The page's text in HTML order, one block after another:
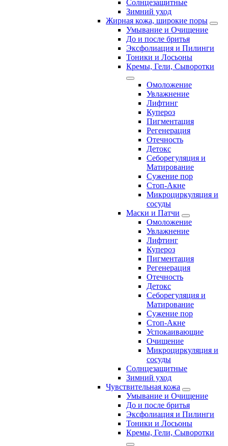
Солнцезащитные
Зимний уход
Жирная кожа, широкие поры
Умывание и Очищение
До и после бритья
Эксфолиация и Пилинги
Тоники и Лосьоны
Кремы, Гели, Сыворотки
Омоложение
Увлажнение
Лифтинг
Купероз
Пигментация
Регенерация
Отечность
Детокс
Себорегуляция и
Матирование
Сужение пор
Стоп-Акне
Микроциркуляция и
сосуды
Маски и Патчи
Омоложение
Увлажнение
Лифтинг
Купероз
Пигментация
Регенерация
Отечность
Детокс
Себорегуляция и
Матирование
Сужение пор
Стоп-Акне
Успокаивающие
Очищение
Микроциркуляция и
сосуды
Солнцезащитные
Зимний уход
Чувствительная кожа
Умывание и Очищение
До и после бритья
Эксфолиация и Пилинги
Тоники и Лосьоны
Кремы, Гели, Сыворотки